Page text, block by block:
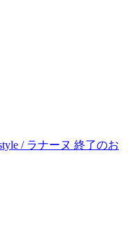
/ ラナーヌ 終了のお